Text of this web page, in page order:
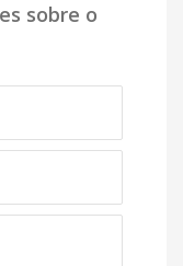
sobre o